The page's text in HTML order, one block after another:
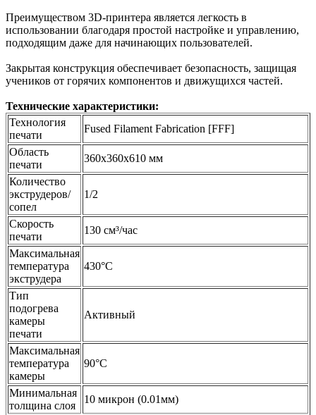
Преимуществом 3D-принтера является легкость в
использовании благодаря простой настройке и управлению,
подходящим даже для начинающих пользователей.
Закрытая конструкция обеспечивает безопасность, защищая
учеников от горячих компонентов и движущихся частей.
Технические характеристики:
Технология
печати
Fused Filament Fabrication [FFF]
Область
печати
360х360х610 мм
Количество
экструдеров/
сопел
1/2
Скорость
печати
130 см³/час
Максимальная
температура
экструдера
430°С
Тип
подогрева
камеры
печати
Активный
Максимальная
температура
камеры
90°C
Минимальная
толщина слоя
10 микрон (0.01мм)